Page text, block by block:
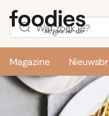
Magazine